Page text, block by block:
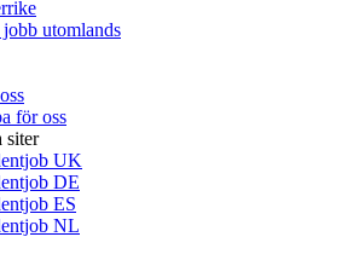
utomlands
för oss
siter
UK
DE
ES
NL